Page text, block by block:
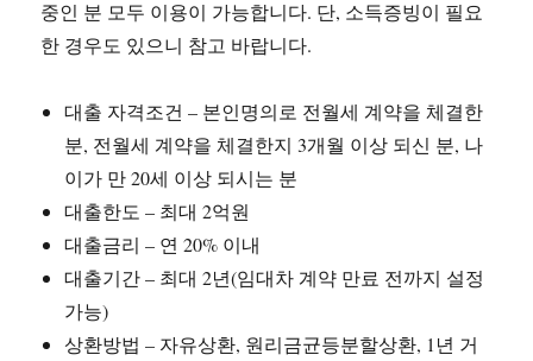
중인 분 모두 이용이 가능합니다. 단, 소득증빙이 필요
한 경우도 있으니 참고 바랍니다.
대출 자격조건 – 본인명의로 전월세 계약을 체결한
분, 전월세 계약을 체결한지 3개월 이상 되신 분, 나
이가 만 20세 이상 되시는 분
대출한도 – 최대 2억원
대출금리 – 연 20% 이내
대출기간 – 최대 2년(임대차 계약 만료 전까지 설정
가능)
상환방법 – 자유상환, 원리금균등분할상환, 1년 거